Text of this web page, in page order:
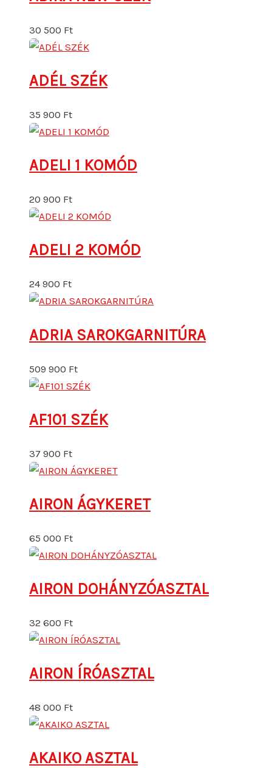
30 500 Ft
ADÉL SZÉK
35 900 Ft
ADELI 1 KOMÓD
20 900 Ft
ADELI 2 KOMÓD
24 900 Ft
ADRIA SAROKGARNITÚRA
509 900 Ft
AF101 SZÉK
37 900 Ft
AIRON ÁGYKERET
65 000 Ft
AIRON DOHÁNYZÓASZTAL
32 600 Ft
AIRON ÍRÓASZTAL
48 000 Ft
AKAIKO ASZTAL